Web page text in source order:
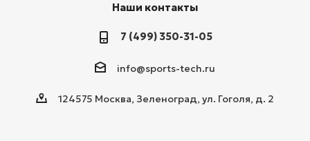
Наши контакты
7 (499) 350-31-05
info@sports-tech.ru
124575 Москва, Зеленоград, ул. Гоголя, д. 2